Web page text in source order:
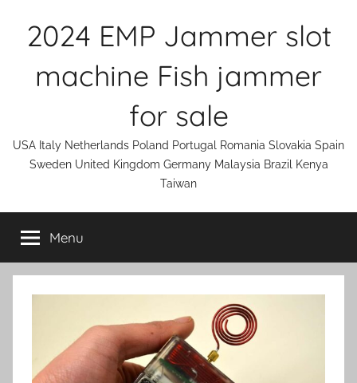
2024 EMP Jammer slot
machine Fish jammer
for sale
USA Italy Netherlands Poland Portugal Romania Slovakia Spain
Sweden United Kingdom Germany Malaysia Brazil Kenya
Taiwan
Menu